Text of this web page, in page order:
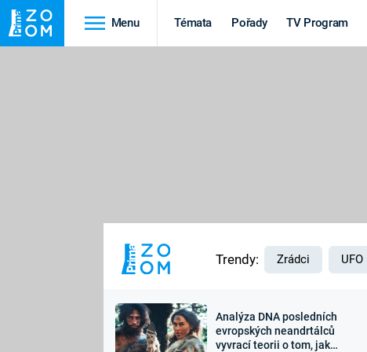
Menu Témata Pořady TV Program
Výročí
Trendy: Zrádci UFO
Analýza DNA posledních
evropských neandrtálců
vyvrací teorii o tom, jak